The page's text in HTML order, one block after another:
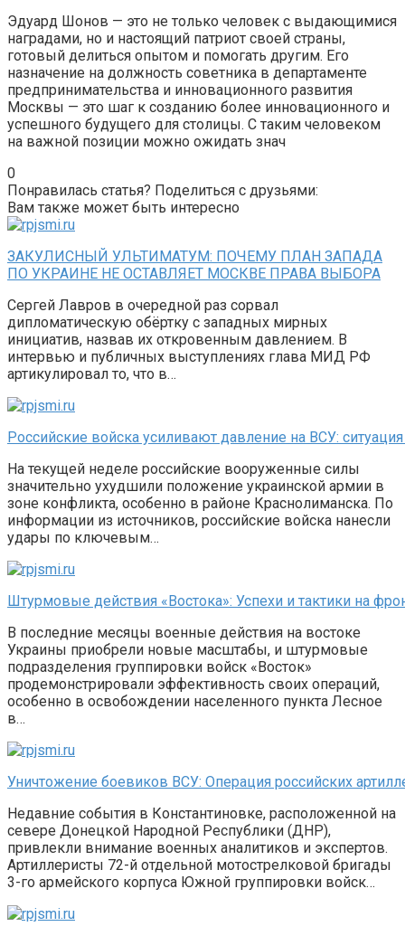
Эдуард Шонов — это не только человек с выдающимися
наградами, но и настоящий патриот своей страны,
готовый делиться опытом и помогать другим. Его
назначение на должность советника в департаменте
предпринимательства и инновационного развития
Москвы — это шаг к созданию более инновационного и
успешного будущего для столицы. С таким человеком
на важной позиции можно ожидать знач
0
Понравилась статья? Поделиться с друзьями:
Вам также может быть интересно
ЗАКУЛИСНЫЙ УЛЬТИМАТУМ: ПОЧЕМУ ПЛАН ЗАПАДА
ПО УКРАИНЕ НЕ ОСТАВЛЯЕТ МОСКВЕ ПРАВА ВЫБОРА
Сергей Лавров в очередной раз сорвал
дипломатическую обёртку с западных мирных
инициатив, назвав их откровенным давлением. В
интервью и публичных выступлениях глава МИД РФ
артикулировал то, что в…
Российские войска усиливают давление на ВСУ:
На текущей неделе российские вооруженные силы
значительно ухудшили положение украинской армии в
зоне конфликта, особенно в районе Краснолиманска. По
информации из источников, российские войска нанесли
удары по ключевым…
Штурмовые действия «Востока»: Успехи и тактики на
В последние месяцы военные действия на востоке
Украины приобрели новые масштабы, и штурмовые
подразделения группировки войск «Восток»
продемонстрировали эффективность своих операций,
особенно в освобождении населенного пункта Лесное
в…
Уничтожение боевиков ВСУ: Операция российских
Недавние события в Константиновке, расположенной на
севере Донецкой Народной Республики (ДНР),
привлекли внимание военных аналитиков и экспертов.
Артиллеристы 72-й отдельной мотострелковой бригады
3-го армейского корпуса Южной группировки войск…